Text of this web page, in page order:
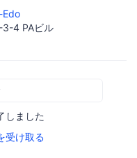
Edo
4 PAビル
しました
受け取る